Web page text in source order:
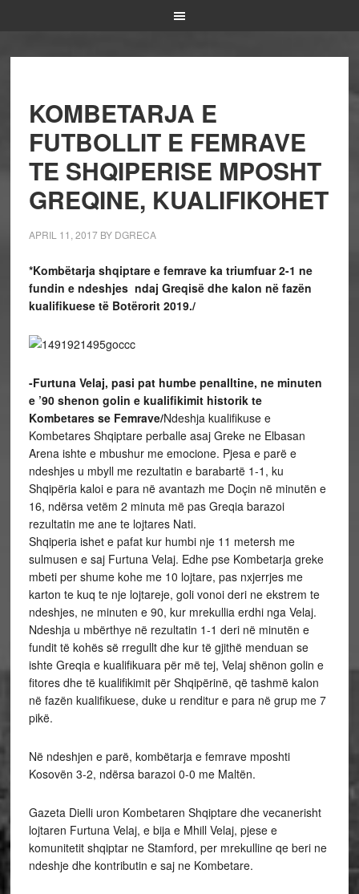
KOMBETARJA E
FUTBOLLIT E FEMRAVE
TE SHQIPERISE MPOSHT
GREQINE, KUALIFIKOHET
APRIL 11, 2017BY DGRECA
*Kombëtarja shqiptare e femrave ka triumfuar 2-1 ne
fundin e ndeshjes ndaj Greqisë dhe kalon në fazën
kualifikuese të Botërorit 2019./
-Furtuna Velaj, pasi pat humbe penalltine, ne minuten
e ’90 shenon golin e kualifikimit historik te
Kombetares se Femrave/Ndeshja kualifikuse e
Kombetares Shqiptare perballe asaj Greke ne Elbasan
Arena ishte e mbushur me emocione. Pjesa e parë e
ndeshjes u mbyll me rezultatin e barabartë 1-1, ku
Shqipëria kaloi e para në avantazh me Doçin në minutën e
16, ndërsa vetëm 2 minuta më pas Greqia barazoi
rezultatin me ane te lojtares Nati.
Shqiperia ishet e pafat kur humbi nje 11 metersh me
sulmusen e saj Furtuna Velaj. Edhe pse Kombetarja greke
mbeti per shume kohe me 10 lojtare, pas nxjerrjes me
karton te kuq te nje lojtareje, goli vonoi deri ne ekstrem te
ndeshjes, ne minuten e 90, kur mrekullia erdhi nga Velaj.
Ndeshja u mbërthye në rezultatin 1-1 deri në minutën e
fundit të kohës së rregullt dhe kur të gjithë menduan se
ishte Greqia e kualifikuara për më tej, Velaj shënon golin e
fitores dhe të kualifikimit për Shqipërinë, që tashmë kalon
në fazën kualifikuese, duke u renditur e para në grup me 7
pikë.
Në ndeshjen e parë, kombëtarja e femrave mposhti
Kosovën 3-2, ndërsa barazoi 0-0 me Maltën.
Gazeta Dielli uron Kombetaren Shqiptare dhe vecanerisht
lojtaren Furtuna Velaj, e bija e Mhill Velaj, pjese e
komunitetit shqiptar ne Stamford, per mrekulline qe beri ne
ndeshje dhe kontributin e saj ne Kombetare.